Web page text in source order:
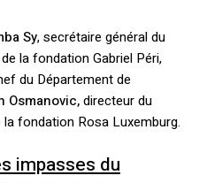
Sy, secrétaire général du
la fondation Gabriel Péri,
du Département de
Osmanovic,directeur du
la fondation Rosa Luxemburg.
impasses du